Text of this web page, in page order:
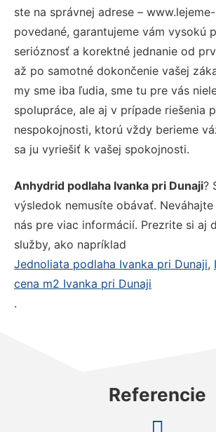
ste na správnej adrese –
povedané, garantujeme vám vysokú
serióznosť a korektné jednanie od
až po samotné dokončenie vašej
my sme iba ľudia, sme tu pre vás
spolupráce, ale aj v prípade riešenia
nespokojnosti, ktorú vždy berieme
sa ju vyriešiť k vašej spokojnosti.
Anhydrid podlaha Ivanka pri Dunaji?
výsledok nemusíte obávať.
nás pre viac informácií. Prezrite si aj
služby, ako napríklad
Jednoliata podlaha Ivanka pri Dunaji,
cena m2 Ivanka pri Dunaji
.
Referencie